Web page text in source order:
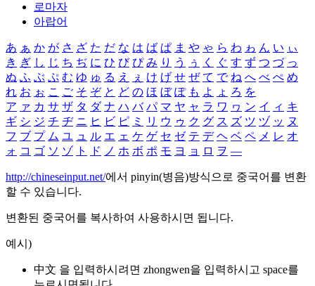
로마자
아랍어
あ ぁ か が さ ざ た だ な は ば ぱ ま や ゃ ら わ ゎ ん い ぃ
き ぎ し じ ち ぢ に ひ び ぴ み り う ぅ く ぐ す ず つ づ っ
ぬ ふ ぶ ぷ む ゆ ゅ る え ぇ け げ せ ぜ て で ね へ べ ぺ め
れ お ぉ こ ご そ ぞ と ど の ほ ぼ ぽ も よ ょ ろ を
ア ァ カ サ ザ タ ダ ナ ハ バ パ マ ヤ ャ ラ ワ ヮ ン イ ィ キ
ギ シ ジ チ ヂ ニ ヒ ビ ピ ミ リ ウ ゥ ク グ ス ズ ツ ヅ ッ ヌ
フ ブ プ ム ユ ュ ル エ ェ ケ ゲ セ ゼ テ デ ヘ ベ ペ メ レ オ
ォ コ ゴ ソ ゾ ト ド ノ ホ ボ ポ モ ヨ ョ ロ ヲ ―
http://chineseinput.net/에서 pinyin(병음)방식으로 중국어를 변환
할 수 있습니다.
변환된 중국어를 복사하여 사용하시면 됩니다.
예시)
中文 을 입력하시려면 zhongwen을 입력하시고 space를